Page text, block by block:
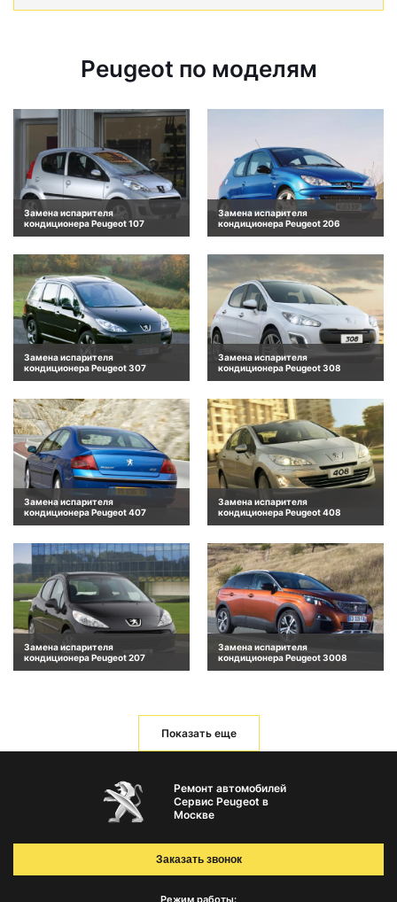
Peugeot по моделям
Замена испарителя
кондиционера Peugeot 107
Замена испарителя
кондиционера Peugeot 206
Замена испарителя
кондиционера Peugeot 307
Замена испарителя
кондиционера Peugeot 308
Замена испарителя
кондиционера Peugeot 407
Замена испарителя
кондиционера Peugeot 408
Замена испарителя
кондиционера Peugeot 207
Замена испарителя
кондиционера Peugeot 3008
Показать еще
Ремонт автомобилей
Сервис Peugeot в
Москве
Заказать звонок